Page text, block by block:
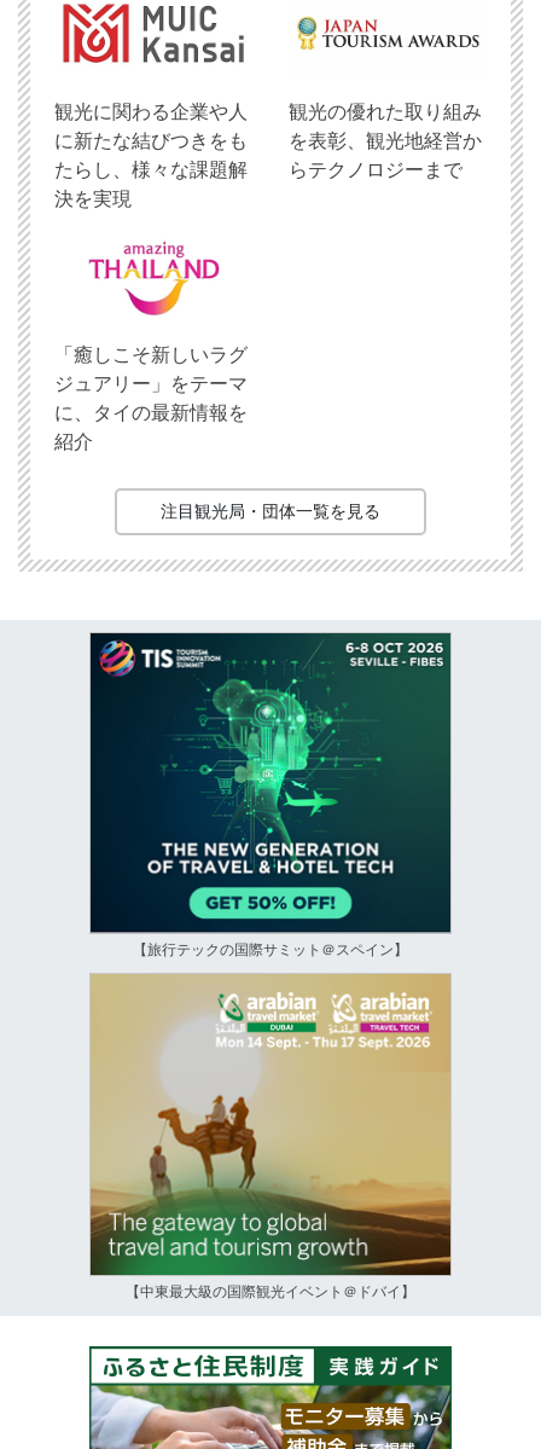
観光に関わる企業や人
に新たな結びつきをも
たらし、様々な課題解
決を実現
観光の優れた取り組み
を表彰、観光地経営か
らテクノロジーまで
「癒しこそ新しいラグ
ジュアリー」をテーマ
に、タイの最新情報を
紹介
注目観光局・団体一覧を見る
【旅行テックの国際サミット＠スペイン】
【中東最大級の国際観光イベント＠ドバイ】